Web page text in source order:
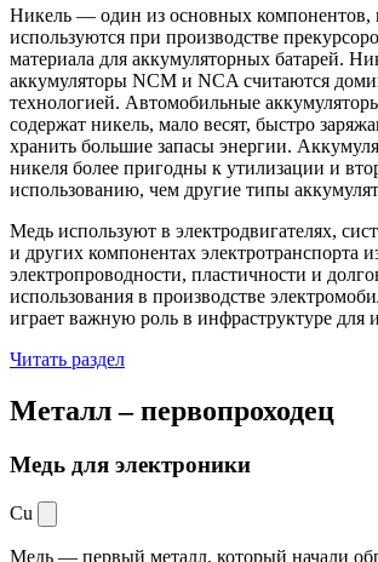
Никель — один из основных компонентов,
используются при производстве
материала для аккумуляторных батарей.
аккумуляторы NCM и NCA считаются
технологией. Автомобильные
содержат никель, мало весят, быстро
хранить большие запасы энергии.
никеля более пригодны к утилизации и
использованию, чем другие типы
Медь используют в электродвигателях,
и других компонентах электротранспорта
электропроводности, пластичности и
использования в производстве
играет важную роль в инфраструктуре для
Читать раздел
Металл –первопроходец
Медь для электроники
Cu
Медь — первый металл, который начали